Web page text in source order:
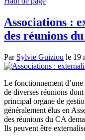
Associations :
des réunions
Par Sylvie Guiziou le 19
Le fonctionnement
de diverses réunions
principal organe de
généralement élus en
des réunions du CA
Ils peuvent être